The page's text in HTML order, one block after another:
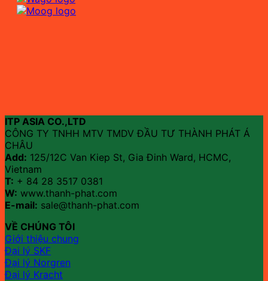
ITP ASIA CO.,LTD
CÔNG TY TNHH MTV TMDV ĐẦU TƯ THÀNH PHÁT Á
CHÂU
Add: 125/12C Van Kiep St, Gia Đinh Ward, HCMC,
Vietnam
T: + 84 28 3517 0381
W: www.thanh-phat.com
E-mail: sale@thanh-phat.com
VỀ CHÚNG TÔI
Giới thiệu chung
Đại lý SKF
Đại lý Norgren
Đại lý Kracht